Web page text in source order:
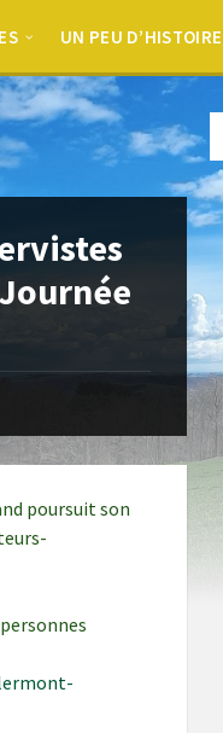
UN PEU D’HISTOIRE
poursuit son